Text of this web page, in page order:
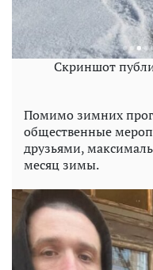
Скриншот
Помимо зимних
общественные
друзьями,
месяц зимы.